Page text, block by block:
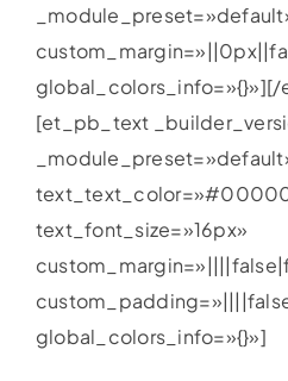
[et_pb_text
text_font_size=»16px»
global_colors_info=»{}»]